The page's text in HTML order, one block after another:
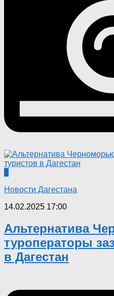
Новости Дагестана
14.02.2025 17:00
Альтернатива
туроператоры
в Дагестан